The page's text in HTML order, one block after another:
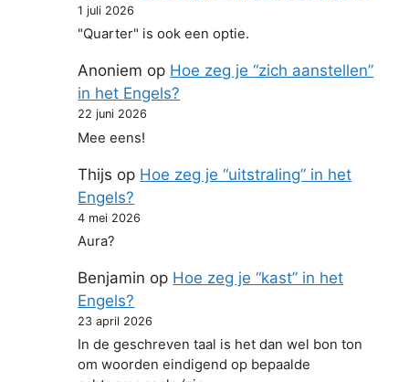
1 juli 2026
"Quarter" is ook een optie.
Anoniem op Hoe zeg je “zich aanstellen”
in het Engels?
22 juni 2026
Mee eens!
Thijs op Hoe zeg je “uitstraling” in het
Engels?
4 mei 2026
Aura?
Benjamin op Hoe zeg je “kast” in het
Engels?
23 april 2026
In de geschreven taal is het dan wel bon ton
om woorden eindigend op bepaalde